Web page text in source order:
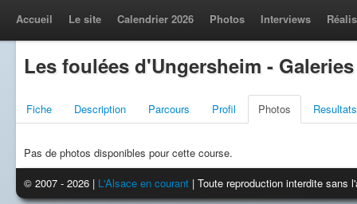
Accueil Le site Calendrier 2026 Photos Interviews
Les foulées d'Ungersheim -
Fiche Description Parcours Profil Photos Resultats
Pas de photos disponibles pour cette course.
© 2007 - 2026 | L'Alsace en courant | Toute reproduction interdite sans